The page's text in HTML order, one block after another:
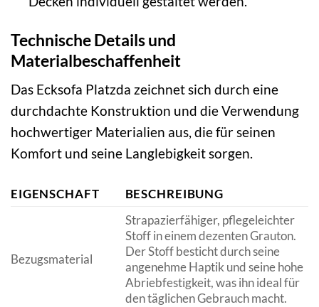
Technische Details und
Materialbeschaffenheit
Das Ecksofa Platzda zeichnet sich durch eine
durchdachte Konstruktion und die Verwendung
hochwertiger Materialien aus, die für seinen
Komfort und seine Langlebigkeit sorgen.
EIGENSCHAFT BESCHREIBUNG
Bezugsmaterial
Strapazierfähiger, pflegeleichter
Stoff in einem dezenten Grauton.
Der Stoff besticht durch seine
angenehme Haptik und seine hohe
Abriebfestigkeit, was ihn ideal für
den täglichen Gebrauch macht.